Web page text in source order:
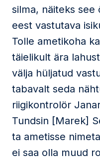
silma, näiteks see
eest vastutava
Tolle ametikoha
täielikult ära
välja hüljatud
tabavalt seda
riigikontrolör
Tundsin [Marek]
ta ametisse
ei saa olla muud